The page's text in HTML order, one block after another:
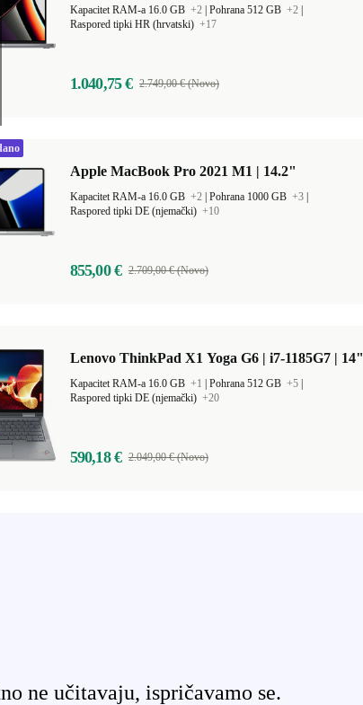
Kapacitet RAM-a 16.0 GB +2 Pohrana 512 GB +2
Raspored tipki HR (hrvatski) +17
1.040,75 € 2.749,00 € (Novo)
Apple MacBook Pro 2021 M1 | 14.2"
Kapacitet RAM-a 16.0 GB +2 Pohrana 1000 GB +3
Raspored tipki DE (njemački) +10
855,00 € 2.709,00 € (Novo)
Lenovo ThinkPad X1 Yoga G6 | i7-1185G7 | 14"
Kapacitet RAM-a 16.0 GB +1 Pohrana 512 GB +5
Raspored tipki DE (njemački) +20
590,18 € 2.049,00 € (Novo)
ne učitavaju, ispričavamo se.